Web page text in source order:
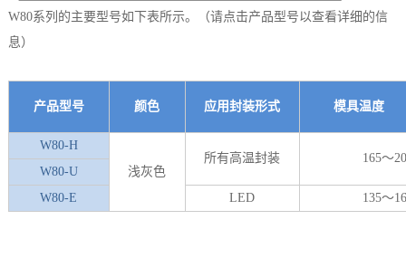
W80系列的主要型号如下表所示。（请点击产品型号以查看详细的信
息）
产品型号 颜色 应用封装形式 模具温
W80-H
浅灰色
所有高温封装
165～
W80-U
W80-E
LED 135～